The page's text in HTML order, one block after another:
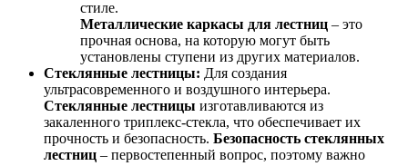
стиле.
Металлические каркасы для лестниц – это
прочная основа, на которую могут быть
установлены ступени из других материалов.
Стеклянные лестницы: Для создания
ультрасовременного и воздушного интерьера.
Стеклянные лестницы изготавливаются из
закаленного триплекс-стекла, что обеспечивает их
прочность и безопасность. Безопасность стеклянных
лестниц – первостепенный вопрос, поэтому важно